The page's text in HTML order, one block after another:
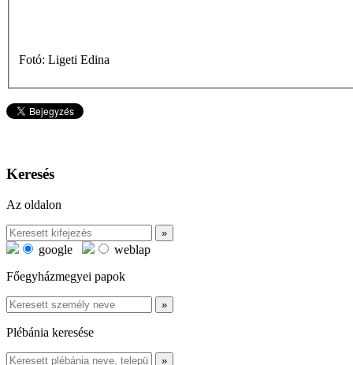
Fotó: Ligeti Edina
Keresés
Az oldalon
google
weblap
Főegyházmegyei papok
Plébánia keresése